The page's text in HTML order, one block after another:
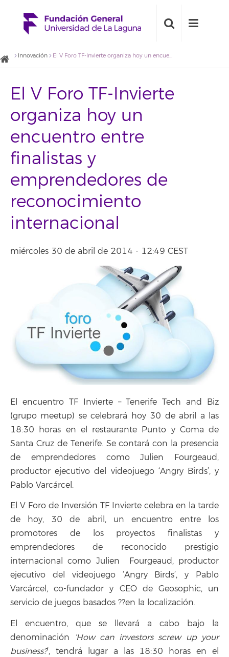
Innovación El V Foro TF-Invierte organiza hoy un encuentro entre finalistas y emprendedores de reconocimiento internacional
El V Foro TF-Invierte
organiza hoy un
encuentro entre
finalistas y
emprendedores de
reconocimiento
internacional
miércoles 30 de abril de 2014 - 12:49 CEST
El encuentro TF Invierte – Tenerife Tech and Biz
(grupo meetup) se celebrará hoy 30 de abril a las
18:30 horas en el restaurante Punto y Coma de
Santa Cruz de Tenerife. Se contará con la presencia
de emprendedores como Julien Fourgeaud,
productor ejecutivo del videojuego ‘Angry Birds’, y
Pablo Varcárcel.
El V Foro de Inversión TF Invierte celebra en la tarde
de hoy, 30 de abril, un encuentro entre los
promotores de los proyectos finalistas y
emprendedores de reconocido prestigio
internacional como Julien Fourgeaud, productor
ejecutivo del videojuego ‘Angry Birds’, y Pablo
Varcárcel, co-fundador y CEO de Geosophic, un
servicio de juegos basados ??en la localización.
El encuentro, que se llevará a cabo bajo la
denominación
‘How can investors screw up your
business?’, tendrá lugar a las 18:30 horas en el